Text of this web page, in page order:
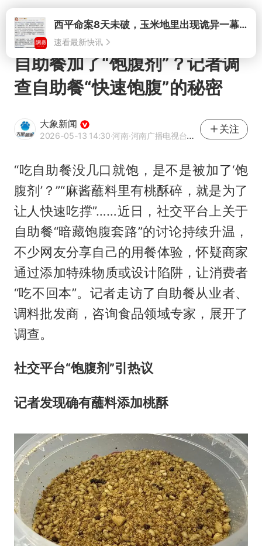
打开西平命案8天未破，玉米地里出现诡异一幕，我突然想起了欧金中
速看最新快讯
自助餐加了“饱腹剂”？记者调
查自助餐“快速饱腹”的秘密
大象新闻
2026-05-13 14:30·河南·河南广播电视台官方网易号
关注
“吃自助餐没几口就饱，是不是被加了‘饱
腹剂’？”“麻酱蘸料里有桃酥碎，就是为了
让人快速吃撑”……近日，社交平台上关于
自助餐“暗藏饱腹套路”的讨论持续升温，
不少网友分享自己的用餐体验，怀疑商家
通过添加特殊物质或设计陷阱，让消费者
“吃不回本”。记者走访了自助餐从业者、
调料批发商，咨询食品领域专家，展开了
调查。
社交平台“饱腹剂”引热议
记者发现确有蘸料添加桃酥